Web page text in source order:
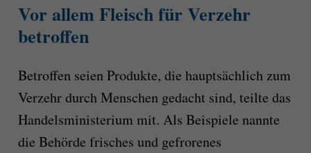
Vor allem Fleisch für Verzehr
betroffen
Betroffen seien Produkte, die hauptsächlich zum
Verzehr durch Menschen gedacht sind, teilte das
Handelsministerium mit. Als Beispiele nannte
die Behörde frisches und gefrorenes